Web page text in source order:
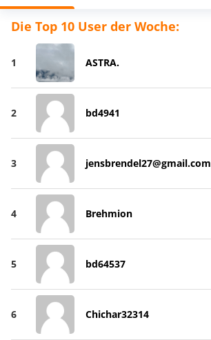
Die Top 10 User der Woche:
1 ASTRA.
2 bd4941
3 jensbrendel27@gmail.com
4 Brehmion
5 bd64537
6 Chichar32314